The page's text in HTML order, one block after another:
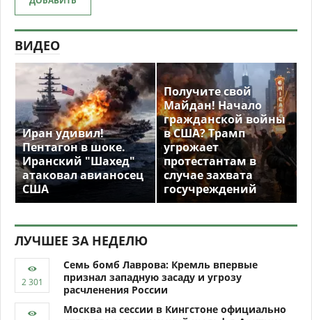
ВИДЕО
Иран удивил!
Пентагон в шоке.
Иранский "Шахед"
атаковал авианосец
США
Получите свой
Майдан! Начало
гражданской войны
в США? Трамп
угрожает
протестантам в
случае захвата
госучреждений
ЛУЧШЕЕ ЗА НЕДЕЛЮ
Семь бомб Лаврова: Кремль впервые
признал западную засаду и угрозу
расчленения России
Москва на сессии в Кингстоне официально